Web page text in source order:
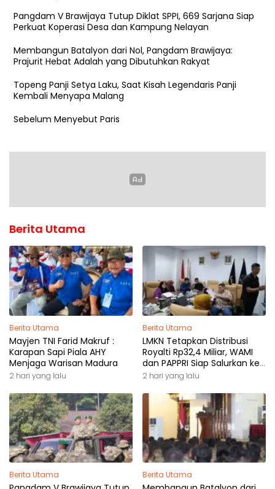
Pangdam V Brawijaya Tutup Diklat SPPI, 669 Sarjana Siap
Perkuat Koperasi Desa dan Kampung Nelayan
Membangun Batalyon dari Nol, Pangdam Brawijaya:
Prajurit Hebat Adalah yang Dibutuhkan Rakyat
Topeng Panji Setya Laku, Saat Kisah Legendaris Panji
Kembali Menyapa Malang
Sebelum Menyebut Paris
Berita Utama
Berita Utama
Mayjen TNI Farid Makruf :
Karapan Sapi Piala AHY
Menjaga Warisan Madura
2 hari yang lalu
Berita Utama
LMKN Tetapkan Distribusi
Royalti Rp32,4 Miliar, WAMI
dan PAPPRI Siap Salurkan ke
Pemilik Hak
2 hari yang lalu
Berita Utama Berita Utama